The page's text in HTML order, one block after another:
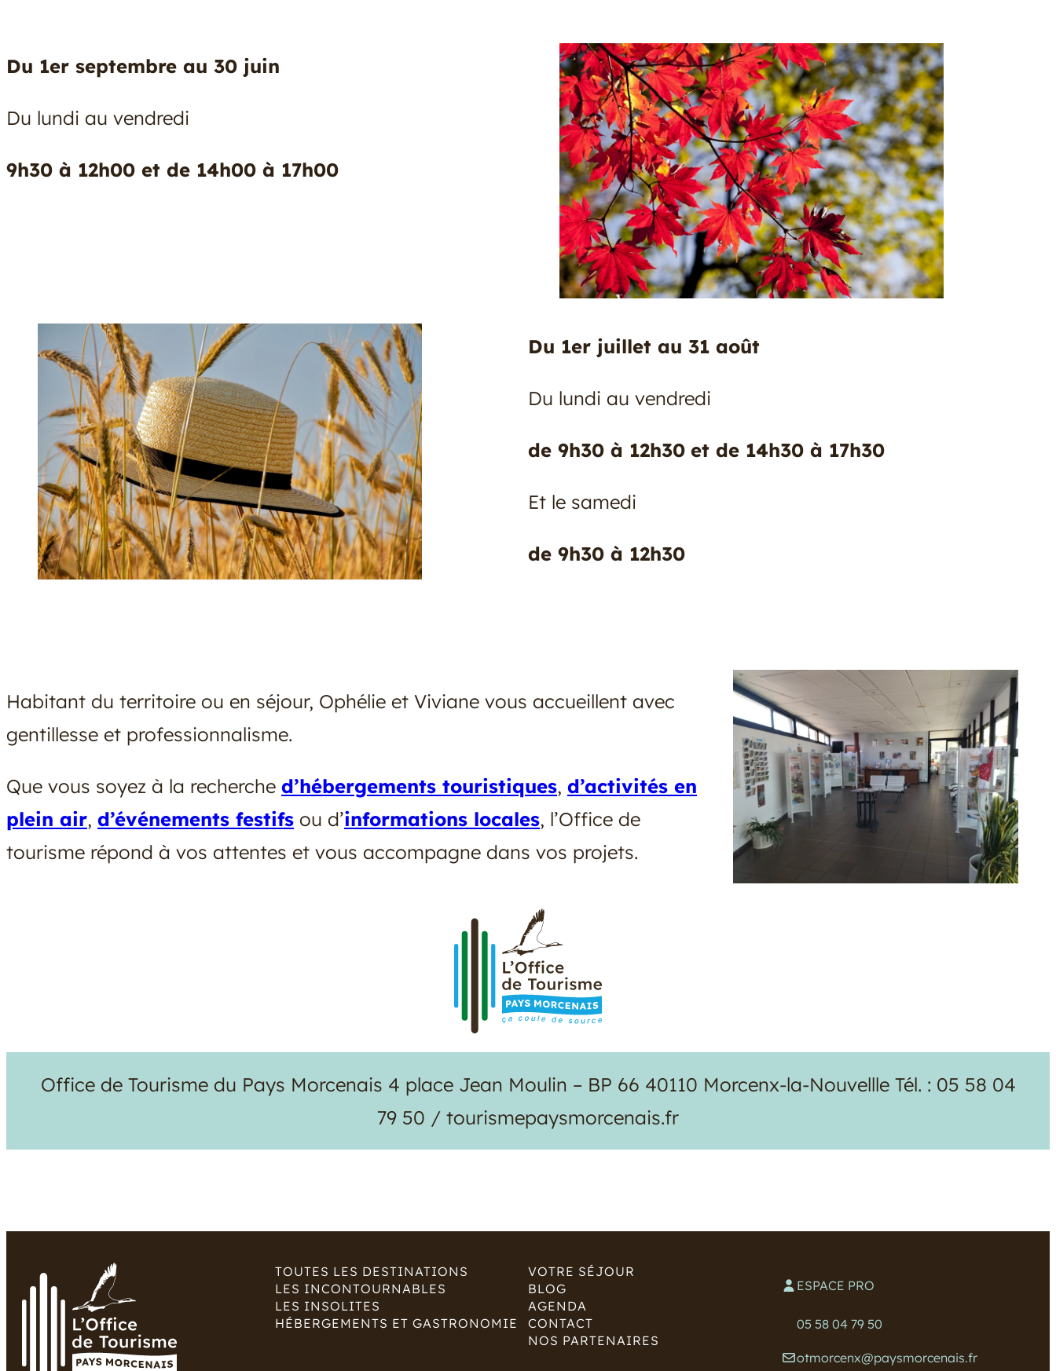
Du 1er septembre au 30 juin
Du lundi au vendredi
9h30 à 12h00 et de 14h00 à 17h00
Du 1er juillet au 31 août
Du lundi au vendredi
de 9h30 à 12h30 et de 14h30 à 17h30
Et le samedi
de 9h30 à 12h30
Habitant du territoire ou en séjour, Ophélie et Viviane vous accueillent avec
gentillesse et professionnalisme.
Que vous soyez à la recherche d’hébergements touristiques, d’activités en
plein air, d’événements festifs ou d’informations locales, l’Office de
tourisme répond à vos attentes et vous accompagne dans vos projets.
Office de Tourisme du Pays Morcenais 4 place Jean Moulin – BP 66 40110 Morcenx-la-Nouvellle Tél. : 05 58 04
79 50 / tourismepaysmorcenais.fr
TOUTES LES DESTINATIONS
LES INCONTOURNABLES
LES INSOLITES
HÉBERGEMENTS ET GASTRONOMIE
VOTRE SÉJOUR
BLOG
AGENDA
CONTACT
NOS PARTENAIRES
ESPACE PRO
05 58 04 79 50
otmorcenx@paysmorcenais.fr